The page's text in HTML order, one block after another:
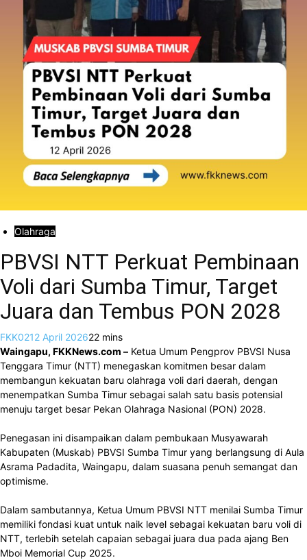
Olahraga
PBVSI NTT Perkuat Pembinaan
Voli dari Sumba Timur, Target
Juara dan Tembus PON 2028
FKK0212 April 202622 mins
Waingapu, FKKNews.com – Ketua Umum Pengprov PBVSI Nusa
Tenggara Timur (NTT) menegaskan komitmen besar dalam
membangun kekuatan baru olahraga voli dari daerah, dengan
menempatkan Sumba Timur sebagai salah satu basis potensial
menuju target besar Pekan Olahraga Nasional (PON) 2028.
Penegasan ini disampaikan dalam pembukaan Musyawarah
Kabupaten (Muskab) PBVSI Sumba Timur yang berlangsung di Aula
Asrama Padadita, Waingapu, dalam suasana penuh semangat dan
optimisme.
Dalam sambutannya, Ketua Umum PBVSI NTT menilai Sumba Timur
memiliki fondasi kuat untuk naik level sebagai kekuatan baru voli di
NTT, terlebih setelah capaian sebagai juara dua pada ajang Ben
Mboi Memorial Cup 2025.